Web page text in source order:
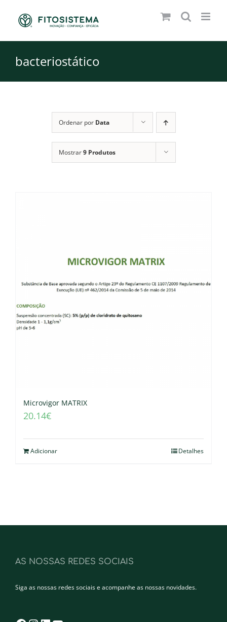
bacteriostático
Ordenar por Data
Mostrar9 Produtos
Microvigor MATRIX
20.14€
Adicionar Detalhes
AS NOSSAS REDES SOCIAIS
Siga as nossas redes sociais e acompanhe as nossas novidades.
Facebook
Instagram
LinkedIn